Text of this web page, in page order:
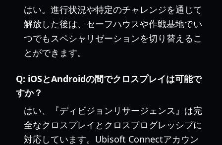
はい。進行状況や特定のチャレンジを通じて
解放した後は、セーフハウスや作戦基地でい
つでもスペシャリゼーションを切り替えるこ
とができます。
Q: iOSとAndroidの間でクロスプレイは可能で
すか？
はい、『ディビジョンリサージェンス』は完
全なクロスプレイとクロスプログレッシブに
対応しています。Ubisoft Connectアカウン